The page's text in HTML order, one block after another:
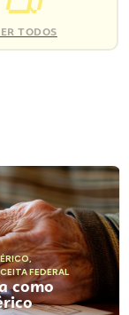
TODOS
,
FEDERAL
como